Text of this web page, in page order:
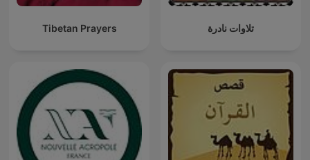
Tibetan Prayers تلاوات نادرة